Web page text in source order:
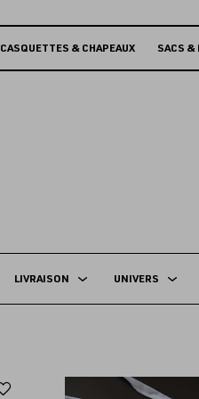
CASQUETTES & CHAPEAUX SACS &
LIVRAISON UNIVERS